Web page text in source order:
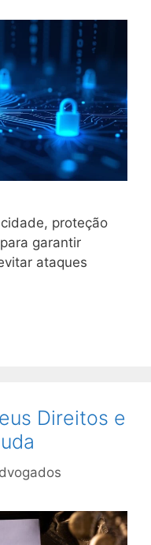
proteção
garantir
ataques
Direitos e